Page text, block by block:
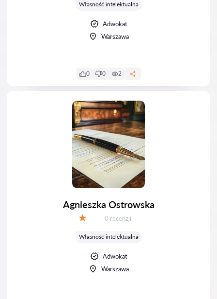
Własność intelektualna
Adwokat
Warszawa
0 0 2
Agnieszka Ostrowska
Recenzji:
0 recenzji
Własność intelektualna
Adwokat
Warszawa